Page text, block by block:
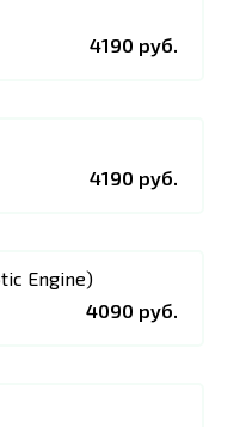
4190 руб.
4190 руб.
Engine)
4090 руб.